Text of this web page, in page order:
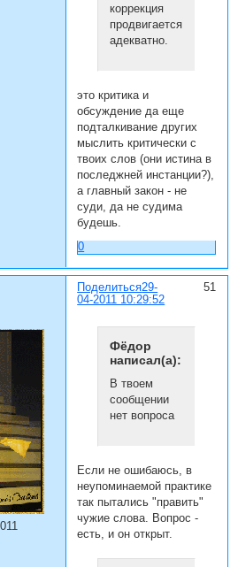
коррекция
продвигается
адекватно.
это критика и
обсуждение да еще
подталкивание других
мыслить критически с
твоих слов (они истина в
последжней инстанции?),
а главный закон - не
суди, да не судима
будешь.
0
Поделиться 51
29-
04-2011 10:29:52
Фёдор
написал(а):
В твоем
сообщении
нет вопроса
Если не ошибаюсь, в
неупоминаемой практике
так пытались "править"
чужие слова. Вопрос -
есть, и он открыт.